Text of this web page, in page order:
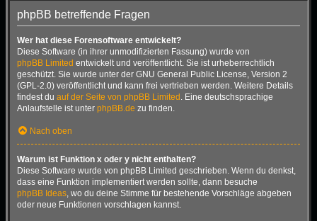
phpBB betreffende Fragen
Wer hat diese Forensoftware entwickelt?
Diese Software (in ihrer unmodifizierten Fassung) wurde von
phpBB Limited entwickelt und veröffentlicht. Sie ist urheberrechtlich
geschützt. Sie wurde unter der GNU General Public License, Version 2
(GPL-2.0) veröffentlicht und kann frei vertrieben werden. Weitere Details
findest du auf der Seite von phpBB Limited . Eine deutschsprachige
Anlaufstelle ist unter phpBB.de zu finden.
Nach oben
Warum ist Funktion x oder y nicht enthalten?
Diese Software wurde von phpBB Limited geschrieben. Wenn du denkst,
dass eine Funktion implementiert werden sollte, dann besuche
phpBB Ideas , wo du deine Stimme für bestehende Vorschläge abgeben
oder neue Funktionen vorschlagen kannst.